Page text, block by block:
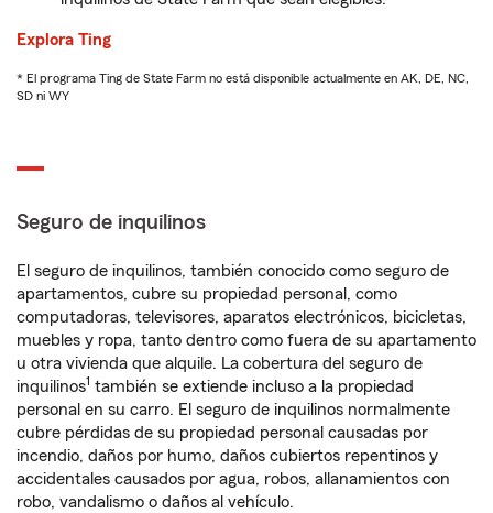
Explora Ting
* El programa Ting de State Farm no está disponible actualmente en AK, DE, NC,
SD ni WY
Seguro de inquilinos
El seguro de inquilinos, también conocido como seguro de
apartamentos, cubre su propiedad personal, como
computadoras, televisores, aparatos electrónicos, bicicletas,
muebles y ropa, tanto dentro como fuera de su apartamento
u otra vivienda que alquile. La cobertura del seguro de
inquilinos1 también se extiende incluso a la propiedad
personal en su carro. El seguro de inquilinos normalmente
cubre pérdidas de su propiedad personal causadas por
incendio, daños por humo, daños cubiertos repentinos y
accidentales causados por agua, robos, allanamientos con
robo, vandalismo o daños al vehículo.